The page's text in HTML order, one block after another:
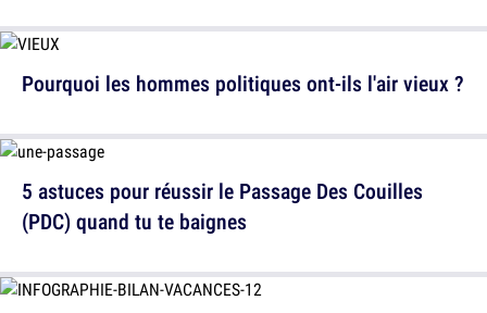
5 astuces pour réussir le Passage Des Couilles
(PDC) quand tu te baignes
Pourquoi les hommes politiques ont-ils l'air vieux ?